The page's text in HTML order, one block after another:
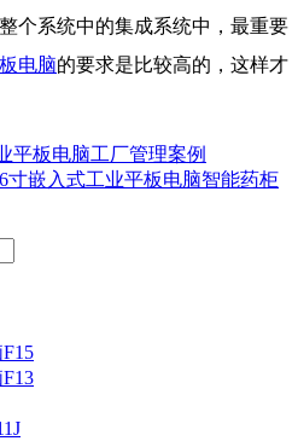
个系统中的集成系统中，最重要
电脑的要求是比较高的，这样才
平板电脑工厂管理案例
寸嵌入式工业平板电脑智能药柜